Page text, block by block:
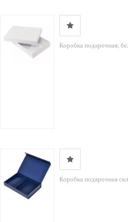
Коробка подарочная,
Коробка подарочная